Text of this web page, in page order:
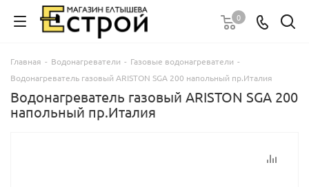
0
Главная - Водонагреватели - Газовые водонагреватели -
Водонагреватель газовый ARISTON SGA 200 напольный пр.Италия
Водонагреватель газовый ARISTON SGA 200
напольный пр.Италия